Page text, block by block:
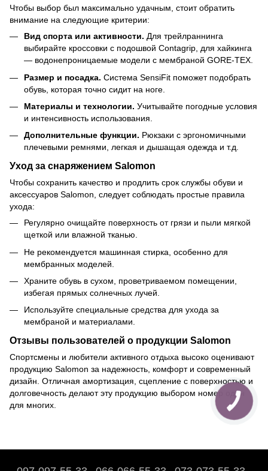
Чтобы выбор был максимально удачным, стоит обратить
внимание на следующие критерии:
Вид спорта или активности. Для трейлраннинга
выбирайте кроссовки с подошвой Contagrip, для хайкинга
— водонепроницаемые модели с мембраной GORE-TEX.
Размер и посадка. Система SensiFit поможет подобрать
обувь, которая точно сидит на ноге.
Материалы и технологии. Учитывайте погодные условия
и интенсивность использования.
Дополнительные функции. Рюкзаки с эргономичными
плечевыми ремнями, легкая и дышащая одежда и т.д.
Уход за снаряжением Salomon
Чтобы сохранить качество и продлить срок службы обуви и
аксессуаров Salomon, следует соблюдать простые правила
ухода:
Регулярно очищайте поверхность от грязи и пыли мягкой
щеткой или влажной тканью.
Не рекомендуется машинная стирка, особенно для
мембранных моделей.
Храните обувь в сухом, проветриваемом помещении,
избегая прямых солнечных лучей.
Используйте специальные средства для ухода за
мембраной и материалами.
Отзывы пользователей о продукции Salomon
Спортсмены и любители активного отдыха высоко оценивают
продукцию Salomon за надежность, комфорт и современный
дизайн. Отличная амортизация, сцепление с поверхностью и
долговечность делают эту продукцию выбором номер один
для многих.